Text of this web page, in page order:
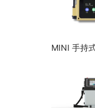
MINI 手持